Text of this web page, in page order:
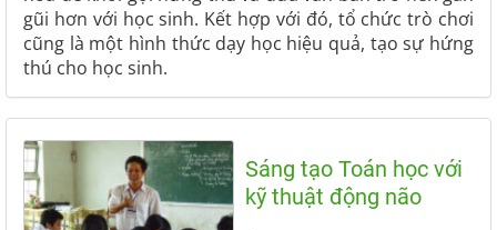
gũi hơn với học sinh. Kết hợp với đó, tổ chức trò chơi
cũng là một hình thức dạy học hiệu quả, tạo sự hứng
thú cho học sinh.
Sáng tạo Toán học với
kỹ thuật động não